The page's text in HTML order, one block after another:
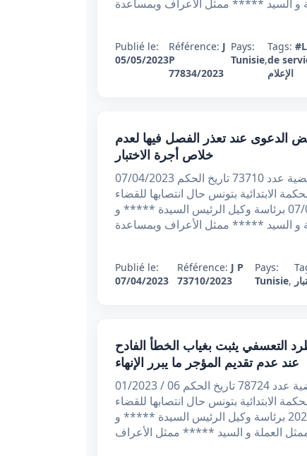
و السيد ***** ممثل الأعراف وبمساعدة
Publié le:
05/05/2023
Référence: J
P
77834/2023
Pays:
Tunisie,
Tags:
de
الإعلام
عدد 73710 بتاريخ 07/04/2023 : رفض الدعوى عند تعذر الفصل فيها لعدم
خلاص أجرة الاختبار
الجمهورية التونسية وزارة العدل محكمة تونس الابتدائية القضية عدد 73710 تاريخ الحكم 07/04/2023
الابتدائية بتونس حال انتصابها للقضاء
في المادة الشغلية بجلستها العلنية المنعقدة يوم 07/04/2023 برئاسة وكيل الرئيس السيدة ***** و
و السيد ***** ممثل الأعراف وبمساعدة
Publié le:
07/04/2023
Référence: J P
73710/2023
Pays:
Tunisie,
عدد 78724 بتاريخ 06/01/2023 : الطرد التعسفي يثبت بغياب الخطأ الفادح
عند عدم تقديم المؤجر ما يبرر الإنهاء
الجمهورية التونسية وزارة العدل المحكمة الابتدائية بتونس القضية عدد 78724 تاريخ الحكم 06 / 01/2023
الابتدائية بتونس حال انتصابها للقضاء
في المادة الشغلية بجلستها العلنية المنعقدة يوم 06 /01 /2023 برئاسة وكيل الرئيس السيدة ***** و
العملة و السيد ***** ممثل الأعراف